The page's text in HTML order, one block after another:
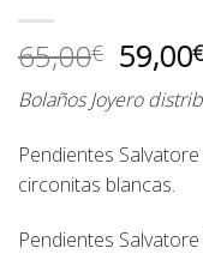
65,00€ El
precio
era:
59,00
Bolaños Joyero
Pendientes
circonitas blancas.
Pendientes